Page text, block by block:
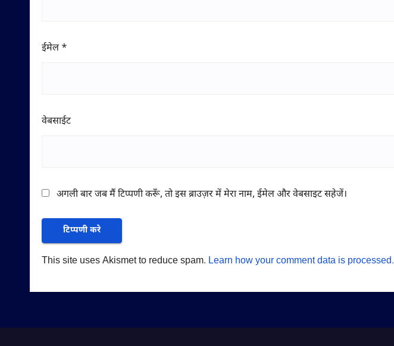
ईमेल *
वेबसाईट
अगली बार जब मैं टिप्पणी करूँ, तो इस ब्राउज़र में मेरा नाम, ईमेल और वेबसाइट सहेजें।
This site uses Akismet to reduce spam. Learn how your comment data is processed.